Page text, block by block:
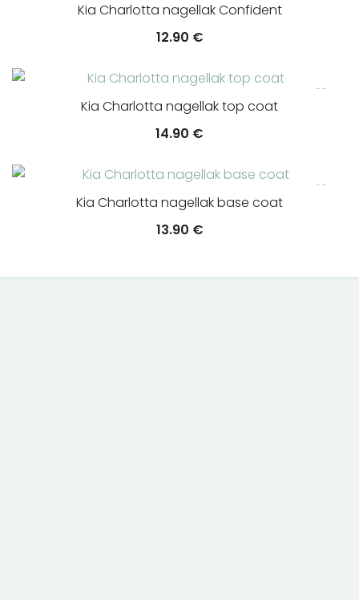
Kia Charlotta nagellak Confident
12.90 €
Kia Charlotta nagellak top coat
14.90 €
Kia Charlotta nagellak base coat
13.90 €